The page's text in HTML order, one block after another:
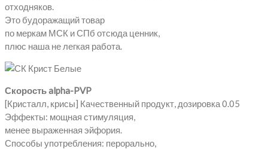
отходняков.
Это будоражащий товар
по меркам МСК и СПб отсюда ценник,
плюс наша не легкая работа.
Скорость alpha-PVP
[Кристалл, крисы] Качественный продукт, дозировка 0.05
Эффекты: мощная стимуляция,
менее выраженная эйфория.
Способы употребления: перорально,